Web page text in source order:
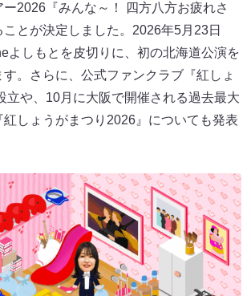
2026『みんな～！ 四方八方お疲れさ
とが決定しました。2026年5月23日
よしもとを皮切りに、初の北海道公演を
。さらに、公式ファンクラブ『紅しょ
立や、10月に大阪で開催される過去最大
しょうがまつり2026』についても発表